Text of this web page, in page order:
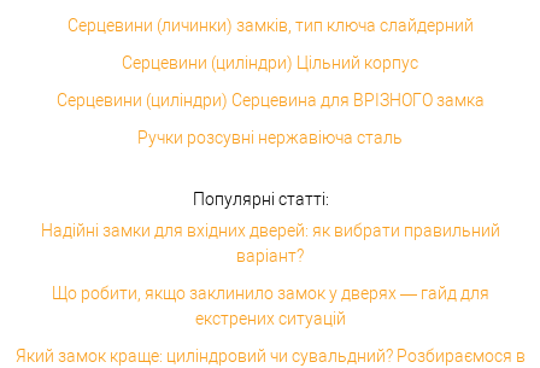
Серцевини (личинки) замків, тип ключа слайдерний
Серцевини (циліндри) Цільний корпус
Серцевини (циліндри) Серцевина для ВРІЗНОГО замка
Ручки розсувні нержавіюча сталь
Популярні статті:
Надійні замки для вхідних дверей: як вибрати правильний
варіант?
Що робити, якщо заклинило замок у дверях — гайд для
екстрених ситуацій
Який замок краще: циліндровий чи сувальдний? Розбираємося в